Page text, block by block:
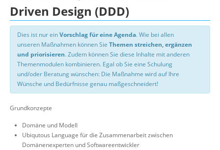
Driven Design (DDD)
Dies ist nur einVorschlag für eine Agenda. Wie bei allen
unseren Maßnahmen können Sie Themen streichen, ergänzen
und priorisieren. Zudem können Sie diese Inhalte mit anderen
Themenmodulen kombinieren. Egal ob Sie eine Schulung
und/oder Beratung wünschen: Die Maßnahme wird auf Ihre
Wünsche und Bedürfnisse genau maßgeschneidert!
Grundkonzepte
Domäne und Modell
Ubiqutous Language für die Zusammenarbeit zwischen
Domänenexperten und Softwareentwickler